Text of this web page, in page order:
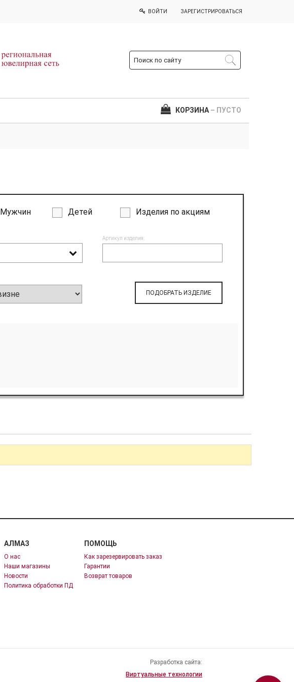
ВОЙТИ ЗАРЕГИСТРИРОВАТЬСЯ
КОРЗИНА – ПУСТО
Мужчин Детей Изделия по акциям
Артикул изделия:
ПОДОБРАТЬ ИЗДЕЛИЕ
АЛМАЗ
О нас
Наши магазины
Новости
Политика обработки ПД
ПОМОЩЬ
Как зарезервировать заказ
Гарантии
Возврат товаров
Разработка сайта:
Виртуальные технологии